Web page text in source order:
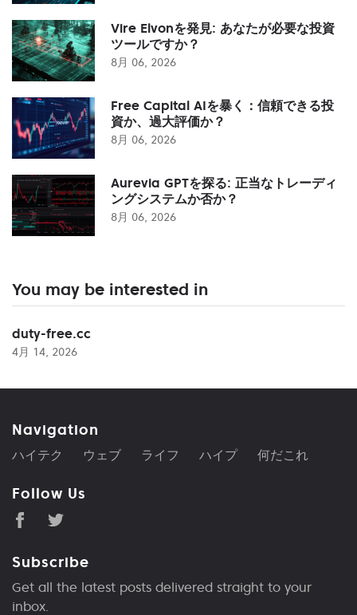
Vire Elvonを発見: あなたが必要な投資
ツールですか？
8月 06, 2026
Free Capital AIを暴く：信頼できる投
資か、過大評価か？
8月 06, 2026
Aurevia GPTを探る: 正当なトレーディ
ングシステムか否か？
8月 06, 2026
You may be interested in
duty-free.cc
4月 14, 2026
Navigation
ハイテク ウェブ ライフ ハイプ 何だこれ
Follow Us
Subscribe
Get all the latest posts delivered straight to your
inbox.